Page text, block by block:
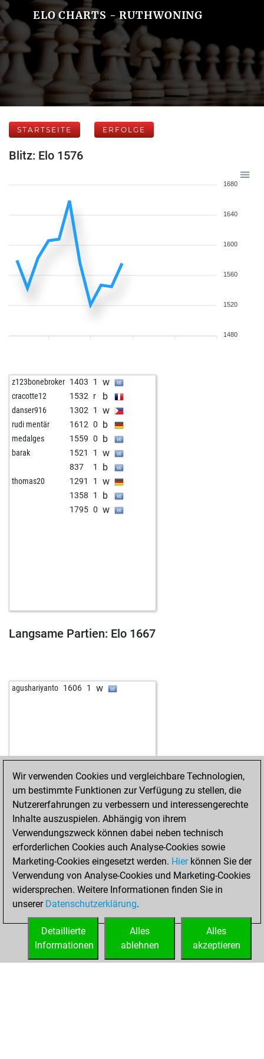
ELO CHARTS - RUTHWONING
STARTSEITE ERFOLGE
Blitz: Elo 1576
1680
1640
1600
1560
1520
1480
z123bonebroker 1403 1 w
cracotte12 1532 r b
danser916 1302 1 w
rudi mentär 1612 0 b
medalges 1559 0 b
barak 1521 1 w
837 1 b
thomas20 1291 1 w
1358 1 b
1795 0 w
Langsame Partien: Elo 1667
agushariyanto 1606 1 w
STARTSEITE ERFOLGE
Wir verwenden Cookies und vergleichbare Technologien,
um bestimmte Funktionen zur Verfügung zu stellen, die
Nutzererfahrungen zu verbessern und interessengerechte
Inhalte auszuspielen. Abhängig von ihrem
Verwendungszweck können dabei neben technisch
erforderlichen Cookies auch Analyse-Cookies sowie
Marketing-Cookies eingesetzt werden. Hierkönnen Sie der
Verwendung von Analyse-Cookies und Marketing-Cookies
widersprechen. Weitere Informationen finden Sie in
unserer Datenschutzerklärung.
Alles
akzeptieren
Alles
ablehnen
Detaillierte
Informationen